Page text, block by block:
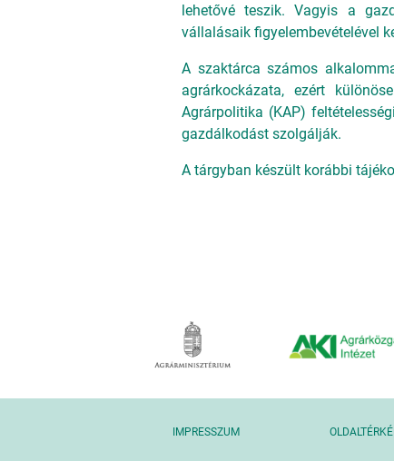
lehetővé teszik. Vagyis a
vállalásaik figyelembevételével
A szaktárca számos
agrárkockázata, ezért
Agrárpolitika (KAP)
gazdálkodást szolgálják.
A tárgyban készült korábbi
IMPRESSZUM